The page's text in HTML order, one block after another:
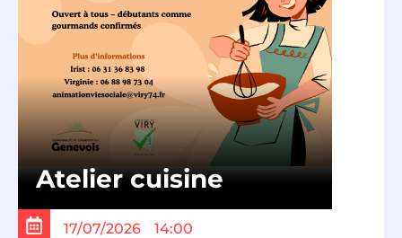
Atelier cuisine
17/07/2026 14:00